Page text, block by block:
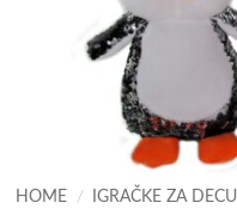
HOME / IGRAČKE ZA DECU